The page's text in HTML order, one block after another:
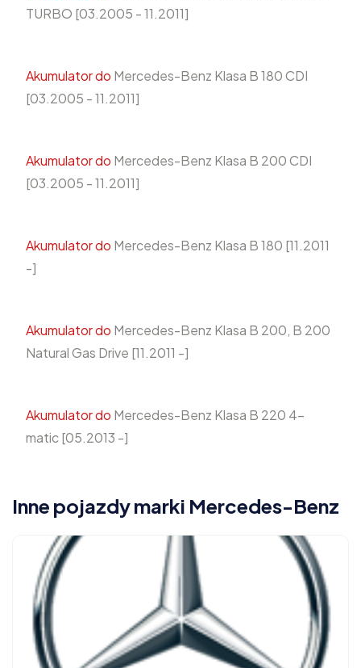
TURBO [03.2005 - 11.2011]
Akumulator do Mercedes-Benz Klasa B 180 CDI
[03.2005 - 11.2011]
Akumulator do Mercedes-Benz Klasa B 200 CDI
[03.2005 - 11.2011]
Akumulator do Mercedes-Benz Klasa B 180 [11.2011
-]
Akumulator do Mercedes-Benz Klasa B 200, B 200
Natural Gas Drive [11.2011 -]
Akumulator do Mercedes-Benz Klasa B 220 4-
matic [05.2013 -]
Inne pojazdy marki Mercedes-Benz